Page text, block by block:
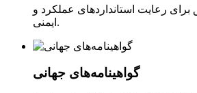
رعایت استانداردهای عملکرد و
ایمنی.
گواهینامه‌های جهانی